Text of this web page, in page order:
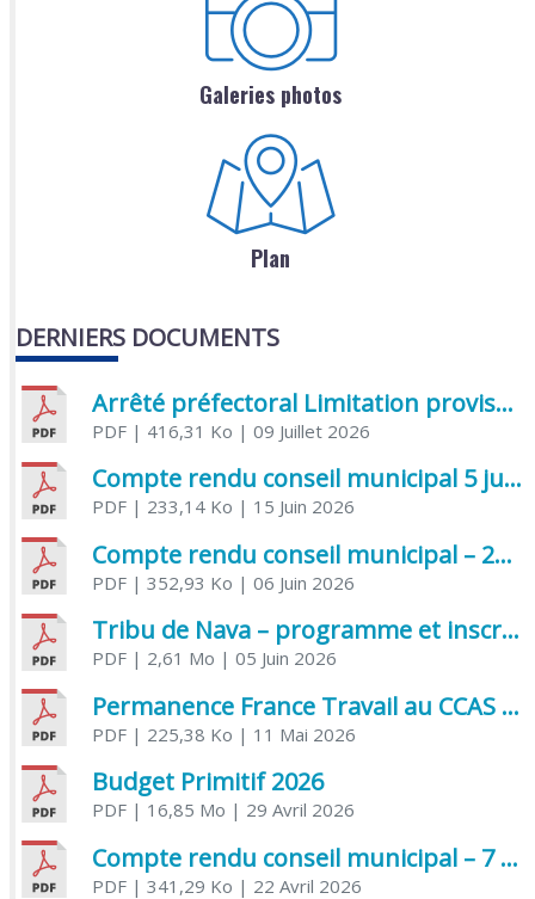
Galeries photos
Plan
DERNIERS DOCUMENTS
Arrêté préfectoral Limitation provisoire des usages de l’eau
PDF| 416,31 Ko | 09 Juillet 2026
Compte rendu conseil municipal 5 juin 2026 sénatoriale
PDF| 233,14 Ko | 15 Juin 2026
Compte rendu conseil municipal – 21 avril 2026
PDF| 352,93 Ko | 06 Juin 2026
Tribu de Nava – programme et inscriptions été 2026
PDF| 2,61 Mo | 05 Juin 2026
Permanence France Travail au CCAS de Saujon Juin 2026
PDF| 225,38 Ko | 11 Mai 2026
Budget Primitif 2026
PDF| 16,85 Mo | 29 Avril 2026
Compte rendu conseil municipal – 7 avril 2026
PDF| 341,29 Ko | 22 Avril 2026